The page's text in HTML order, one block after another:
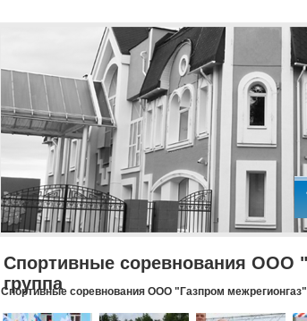
Спортивные соревнования ООО
группа
Спортивные соревнования ООО "Газпром